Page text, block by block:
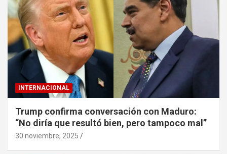
INTERNACIONAL
Trump confirma conversación con Maduro:
“No diría que resultó bien, pero tampoco mal”
30 noviembre, 2025